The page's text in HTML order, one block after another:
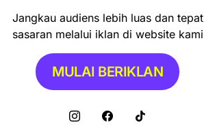
Jangkau audiens lebih luas dan tepat
sasaran melalui iklan di website kami
MULAI BERIKLAN